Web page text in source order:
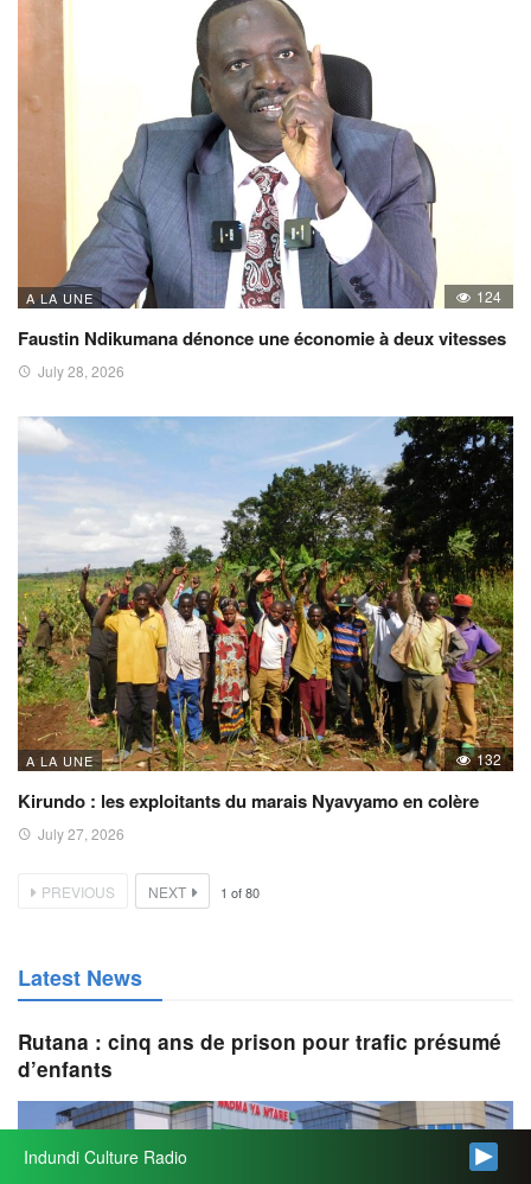
A LA UNE 124
Faustin Ndikumana dénonce une économie à deux vitesses
July 28, 2026
A LA UNE 132
Kirundo : les exploitants du marais Nyavyamo en colère
July 27, 2026
PREVIOUS NEXT 1 of80
Latest News
Rutana : cinq ans de prison pour trafic présumé
d’enfants
Indundi Culture Radio